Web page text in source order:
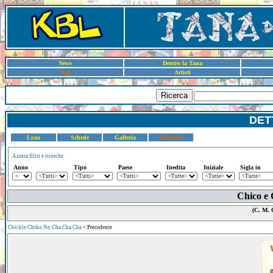
News
Dentro la Tana
Sigle
Artisti
Ricerca
Lista Schede Galleria Dettaglio
Azzera filtri e ricerche
Anno Tipo Paese Inedita Iniziale Sigla in
Chico e
(C. M.
Chickle Chiko No Cha Cha Cha < Precedente